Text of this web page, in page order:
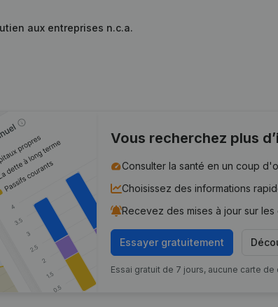
aux entreprises n.c.a.
Vous recherchez plus
Consulter la santé en un coup
Choisissez des informations
Recevez des mises à jour sur
Essayer gratuitement
Essai gratuit de 7 jours, aucune carte